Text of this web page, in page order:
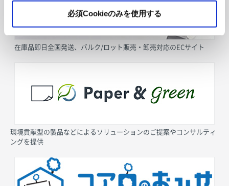
必須Cookieのみを使用する
在庫品即日全国発送、バルク/ロット販売・卸売対応のECサイト
環境貢献型の製品などによるソリューションのご提案やコンサルティ
ングを提供